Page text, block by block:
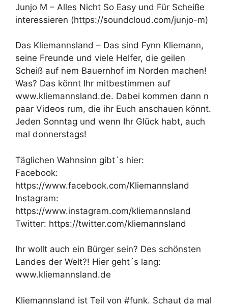
Junjo M – Alles Nicht So Easy und Für Scheiße
interessieren (https://soundcloud.com/junjo-m)
Das Kliemannsland – Das sind Fynn Kliemann,
seine Freunde und viele Helfer, die geilen
Scheiß auf nem Bauernhof im Norden machen!
Was? Das könnt Ihr mitbestimmen auf
www.kliemannsland.de. Dabei kommen dann n
paar Videos rum, die ihr Euch anschauen könnt.
Jeden Sonntag und wenn Ihr Glück habt, auch
mal donnerstags!
Täglichen Wahnsinn gibt´s hier:
Facebook:
https://www.facebook.com/Kliemannsland
Instagram:
https://www.instagram.com/kliemannsland
Twitter: https://twitter.com/kliemannsland
Ihr wollt auch ein Bürger sein? Des schönsten
Landes der Welt?! Hier geht´s lang:
www.kliemannsland.de
Kliemannsland ist Teil von #funk. Schaut da mal